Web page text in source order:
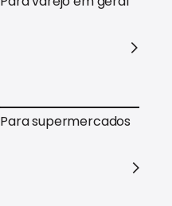
Para varejo em geral
Para supermercados